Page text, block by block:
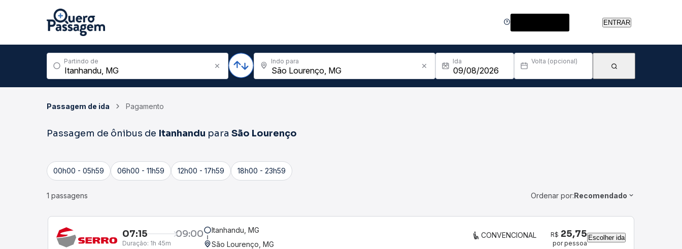
ENTRAR
Partindo de Indo para Ida Volta (opcional)
Passagem de ida Pagamento
Passagem de ônibus de Itanhandu para São Lourenço
00h00 - 05h59 06h00 - 11h59 12h00 - 17h59 18h00 - 23h59
1 passagens Ordenar por:Recomendado
07:15 09:00
Duração: 1h 45m
Itanhandu, MG
São Lourenço, MG
CONVENCIONAL R$ 25,75
por pessoa
Escolher ida